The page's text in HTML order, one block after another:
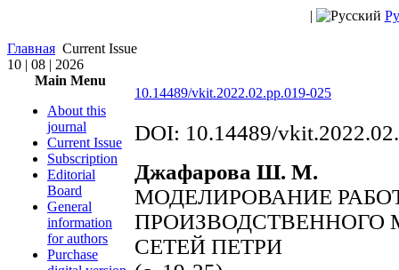
|
Главная Current Issue
10 | 08 | 2026
Main Menu
About this
journal
Current Issue
Subscription
Editorial
Board
General
information
for authors
Purchase
10.14489/vkit.2022.02.pp.019-025
DOI: 10.14489/
Джафарова Ш. М.
МОДЕЛИРОВАНИЕ
СЕТЕЙ ПЕТРИ